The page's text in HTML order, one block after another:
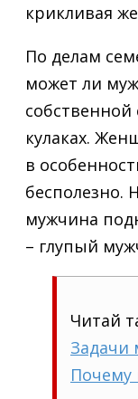
крикливая
По делам
может ли
собственной
кулаках.
в
бесполезно.
мужчина
– глупый
Читай
Почему